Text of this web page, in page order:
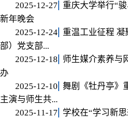
2025-12-27
重庆大学举行“
新年晚会
2025-12-24 重温工业征程
部）党支部...
2025-12-18
师生媒介素养与
办
2025-12-10
舞剧《牡丹亭》
主演与师生共...
2025-11-17
学校在“学习新